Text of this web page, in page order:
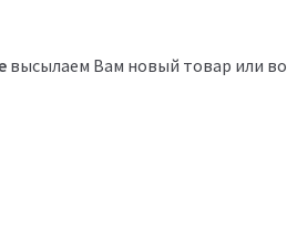
высылаем Вам новый товар или